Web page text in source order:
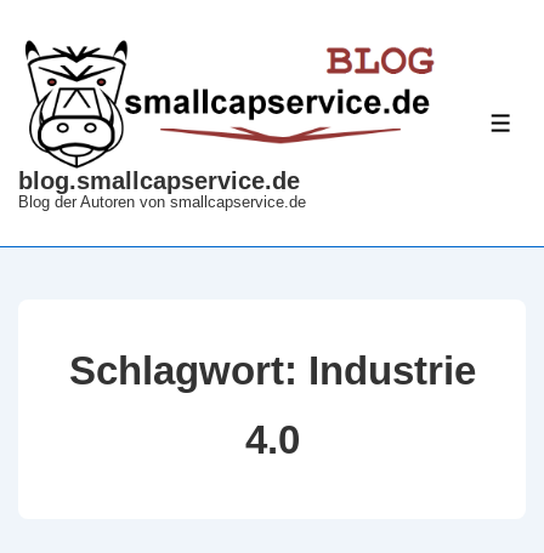
Zum
Inhalt
blog.smallcapservice.de
Blog der Autoren von smallcapservice.de
Schlagwort: Industrie
4.0